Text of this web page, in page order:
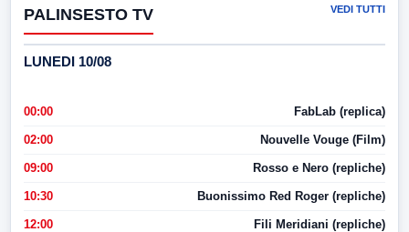
PALINSESTO TV VEDI TUTTI
LUNEDI 10/08
00:00 FabLab (replica)
02:00 Nouvelle Vouge (Film)
09:00 Rosso e Nero (repliche)
10:30 Buonissimo Red Roger (repliche)
12:00 Fili Meridiani (repliche)